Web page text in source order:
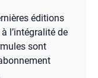
éditions
l’intégralité de
sont